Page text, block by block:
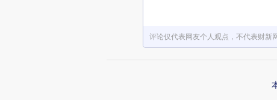
评论仅代表网友个人观点，不代表财新